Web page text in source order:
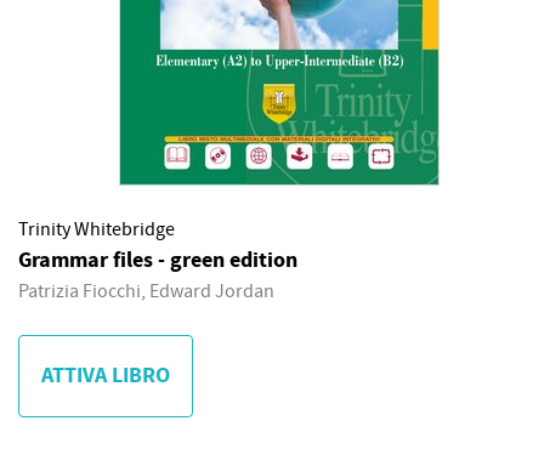
Trinity Whitebridge
Grammar files - green edition
Patrizia Fiocchi, Edward Jordan
ATTIVA LIBRO